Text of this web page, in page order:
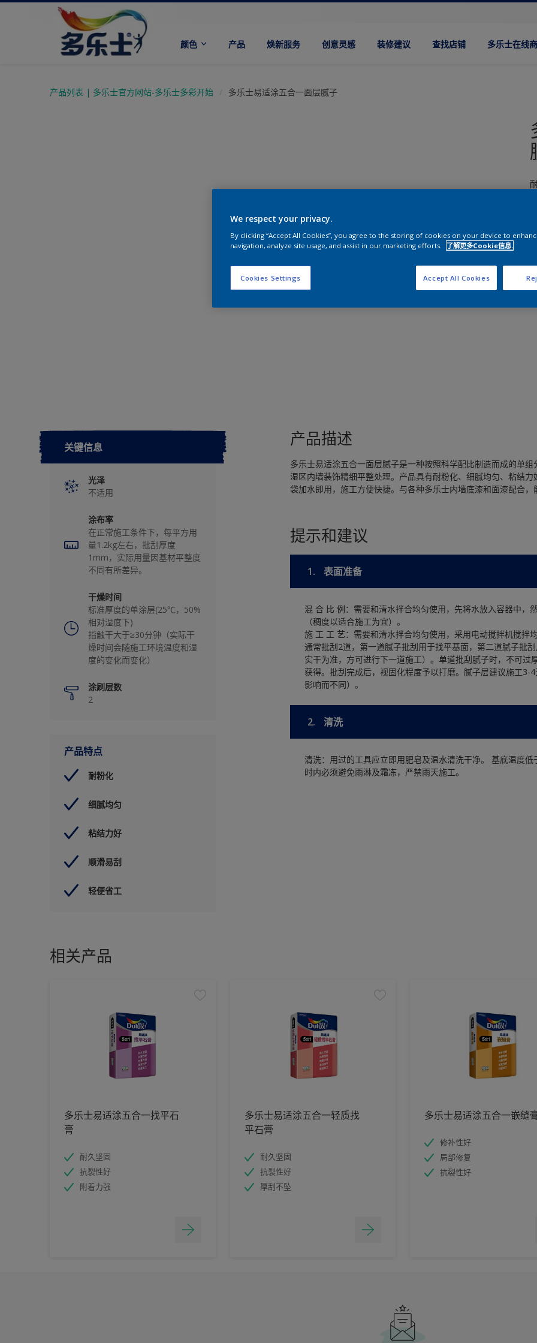
颜色 产品 焕新服务 创意灵感 装修建议 查找店铺 多乐士在线
产品列表 | 多乐士官方网站-多乐士多彩开始 多乐士易适涂五合一面层腻子
关键信息
光泽
不适用
涂布率
在正常施工条件下，每平方用
量1.2kg左右，批刮厚度
1mm，实际用量因基材平整度
不同有所差异。
干燥时间
标准厚度的单涂层(25℃，50%
相对湿度下)
指触干大于≥30分钟（实际干
燥时间会随施工环境温度和湿
度的变化而变化）
涂刷层数
2
产品特点
耐粉化
细腻均匀
粘结力好
顺滑易刮
轻便省工
产品描述
多乐士易适涂五合一面层腻子是一种按照科学配比制造而成的单
湿区内墙装饰精细平整处理。产品具有耐粉化、细腻均匀、粘结
袋加水即用，施工方便快捷。与各种多乐士内墙底漆和面漆配合
提示和建议
1. 表面准备
混 合 比 例：需要和清水拌合均匀使用，先将水放入容器中，
（稠度以适合施工为宜）。
施 工 工 艺：需要和清水拌合均匀使用，采用电动搅拌机搅拌
通常批刮2道，第一道腻子批刮用于找平基面，第二道腻子批
实干为准，方可进行下一道施工）。单道批刮腻子时，不可
获得。批刮完成后，视固化程度予以打磨。腻子层建议施工
影响而不同）。
2. 清洗
清洗：用过的工具应立即用肥皂及温水清洗干净。 基底温度
时内必须避免雨淋及霜冻，严禁雨天施工。
相关产品
多乐士易适涂五合一找平石
膏
耐久坚固
抗裂性好
附着力强
多乐士易适涂五合一轻质找
平石膏
耐久坚固
抗裂性好
厚刮不坠
多乐士易适涂五合一嵌缝
修补性好
局部修复
抗裂性好
We respect your privacy.
By clicking “Accept All Cookies”, you agree to the storing of cookies on your device to
navigation, analyze site usage, and assist in our marketing efforts.
了解更多Cookie信息.
Cookies Settings Accept All Cookies